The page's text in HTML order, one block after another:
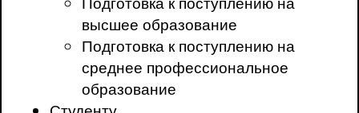
высшее образование
Подготовка к поступлению на
среднее профессиональное
образование